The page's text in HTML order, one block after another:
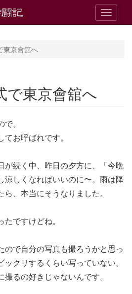
T
o
n
東京會舘へ
で東京會舘へ
。
お呼ばれです。
が続く中、昨日の夕方に、「今晩
涼しくなればいいのに〜。雨は降
、本当にそうなりました。
ですけどね。
ので自分の写真も撮ろうかと思っ
クリするくらい写っていない。
るの好きじゃないんです。